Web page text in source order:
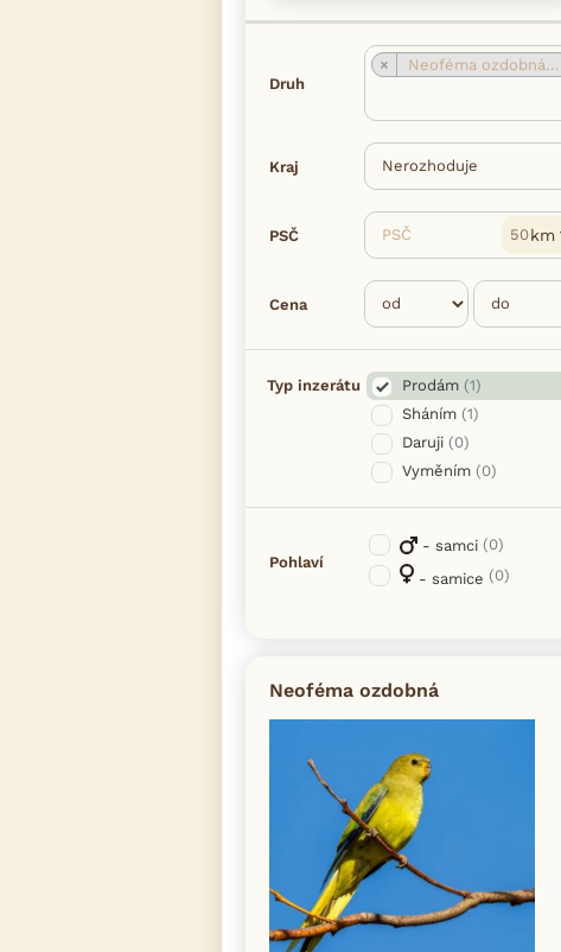
Druh
× Neoféma ozdobná (1)
Kraj
PSČ PSČ km
Cena
Typ inzerátu Prodám (1)
Sháním (1)
Daruji (0)
Vyměním (0)
Pohlaví
- samci (0)
- samice (0)
Neoféma ozdobná